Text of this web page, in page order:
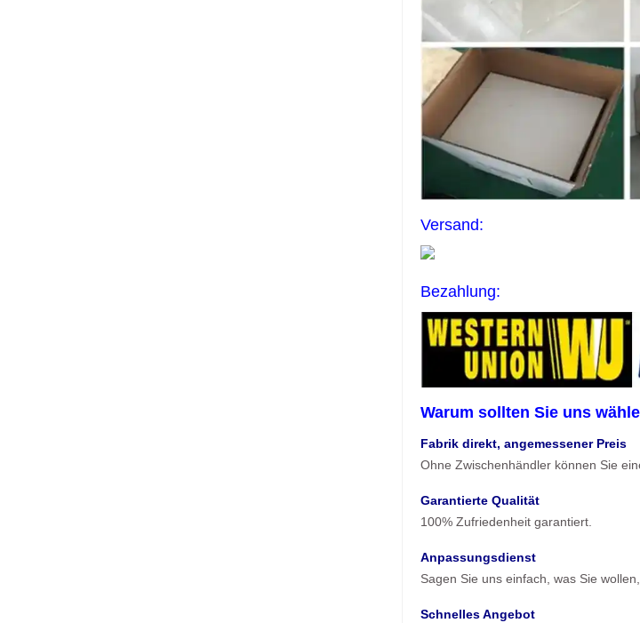
Versand:
Bezahlung:
Warum sollten Sie uns
Fabrik direkt, angemessener Preis
Ohne Zwischenhändler können Sie
Garantierte Qualität
100% Zufriedenheit garantiert.
Anpassungsdienst
Sagen Sie uns einfach, was Sie
Schnelles Angebot